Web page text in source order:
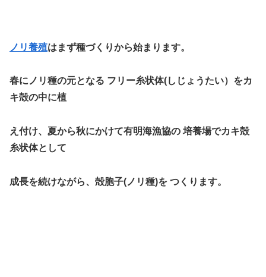
ノリ養殖はまず種づくりから始まります。
春に ノリ種の元となる フリ ー糸状体(しじょうたい）をカ
キ殻の中に植
え付け、夏から秋にかけて有明海漁協の 培養場でカキ殻
糸状体として
成長を続けながら、殻胞子(ノリ種)を つく ります。